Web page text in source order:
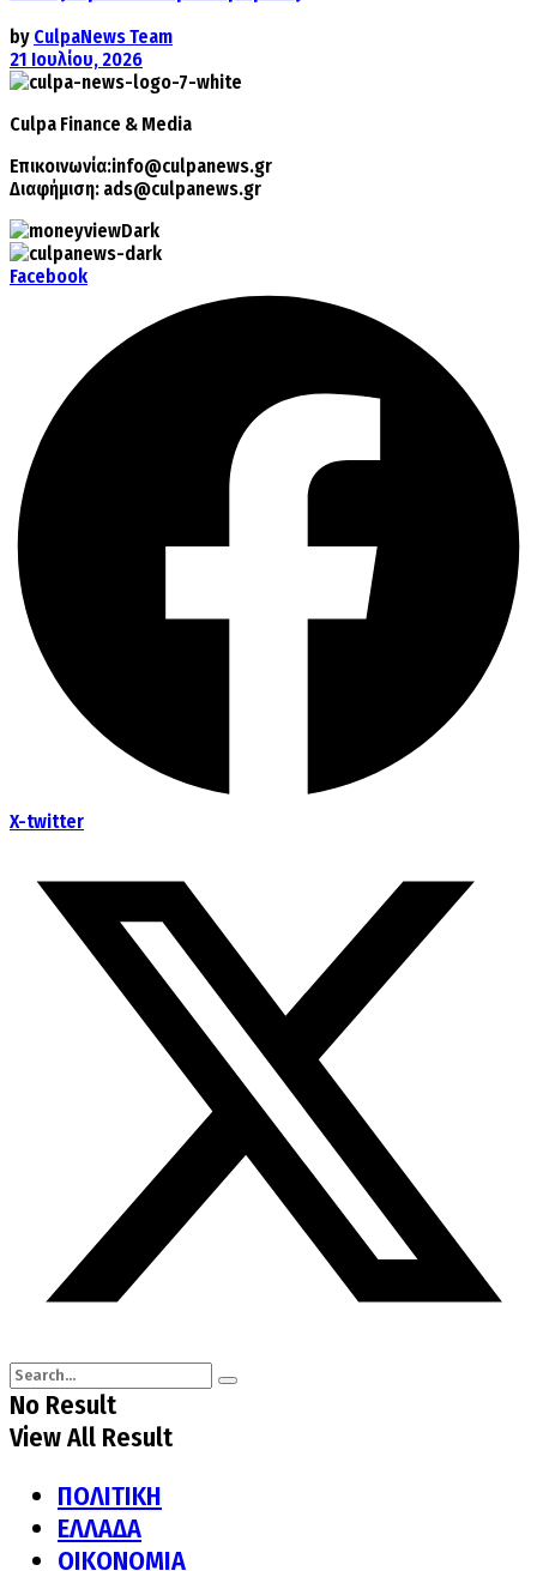
by CulpaNews Team
21 Ιουλίου, 2026
Culpa Finance & Media
Επικοινωνία:info@culpanews.gr
Διαφήμιση: ads@culpanews.gr
Facebook
X-twitter
No Result
View All Result
ΠΟΛΙΤΙΚΗ
ΕΛΛΑΔΑ
ΟΙΚΟΝΟΜΙΑ